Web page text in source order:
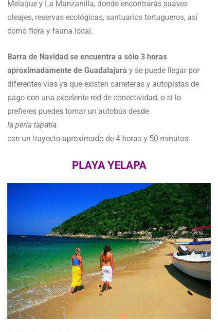
Melaque y La Manzanilla, donde encontrarás suaves
oleajes, reservas ecológicas, santuarios tortugueros, así
como flora y fauna local.
Barra de Navidad se encuentra a sólo 3 horas
aproximadamente de Guadalajara y se puede llegar por
diferentes vías ya que existen carreteras y autopistas de
pago con una excelente red de conectividad, o si lo
prefieres puedes tomar un autobús desde
la perla tapatía
con un trayecto aproximado de 4 horas y 50 minutos.
PLAYA YELAPA